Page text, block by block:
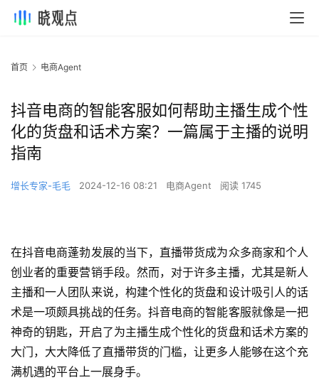
首页 电商Agent
抖音电商的智能客服如何帮助主播生成个性
化的货盘和话术方案？一篇属于主播的说明
指南
增长专家-毛毛 2024-12-16 08:21 电商Agent 阅读 1745
在抖音电商蓬勃发展的当下，直播带货成为众多商家和个人
创业者的重要营销手段。然而，对于许多主播，尤其是新人
主播和一人团队来说，构建个性化的货盘和设计吸引人的话
术是一项颇具挑战的任务。抖音电商的智能客服就像是一把
神奇的钥匙，开启了为主播生成个性化的货盘和话术方案的
大门，大大降低了直播带货的门槛，让更多人能够在这个充
满机遇的平台上一展身手。